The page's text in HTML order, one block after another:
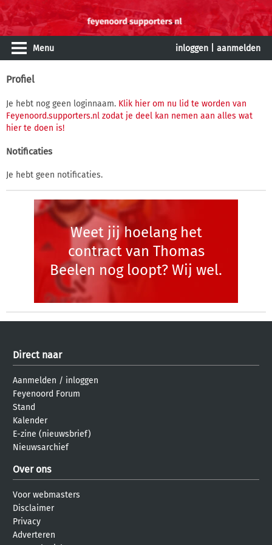
Menu inloggen aanmelden
Profiel
Je hebt nog geen loginnaam. Klik hier om nu lid te worden van
Feyenoord.supporters.nl zodat je deel kan nemen aan alles wat
hier te doen is!
Notificaties
Je hebt geen notificaties.
Weet jij hoelang het
contract van Thomas
Beelen nog loopt? Wij wel.
Direct naar
Aanmelden / inloggen
Feyenoord Forum
Stand
Kalender
E-zine (nieuwsbrief)
Nieuwsarchief
Over ons
Voor webmasters
Disclaimer
Privacy
Adverteren